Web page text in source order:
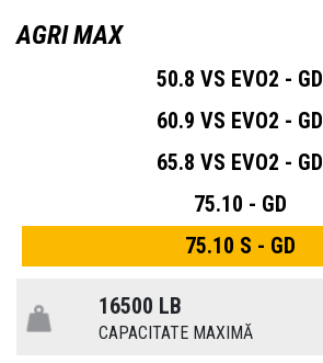
AGRI MAX
50.8 VS EVO2 - GD
60.9 VS EVO2 - GD
65.8 VS EVO2 - GD
75.10 - GD
75.10 S - GD
16500 LB
CAPACITATE MAXIMĂ